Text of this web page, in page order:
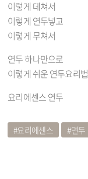
이렇게 데쳐서
이렇게 연두넣고
이렇게 무쳐서
연두 하나만으로
이렇게 쉬운 연두요리법
요리에센스 연두
요리에센스 연두